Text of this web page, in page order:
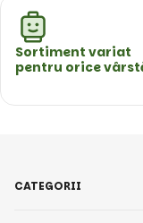
Sortiment variat
pentru orice
CATEGORII